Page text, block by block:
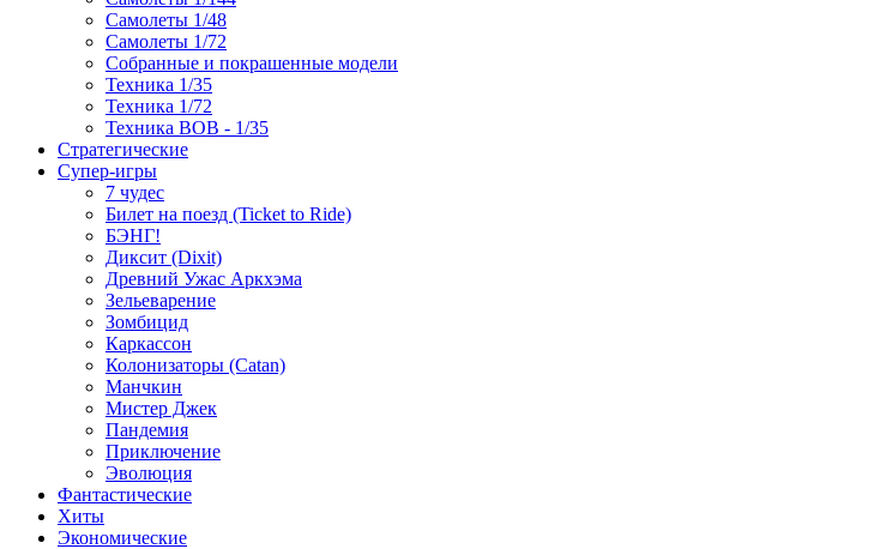
Самолеты 1/48
Самолеты 1/72
Собранные и покрашенные модели
Техника 1/35
Техника 1/72
Техника ВОВ - 1/35
Стратегические
Супер-игры
7 чудес
Билет на поезд (Ticket to Ride)
БЭНГ!
Диксит (Dixit)
Древний Ужас Аркхэма
Зельеварение
Зомбицид
Каркассон
Колонизаторы (Catan)
Манчкин
Мистер Джек
Пандемия
Приключение
Эволюция
Фантастические
Хиты
Экономические